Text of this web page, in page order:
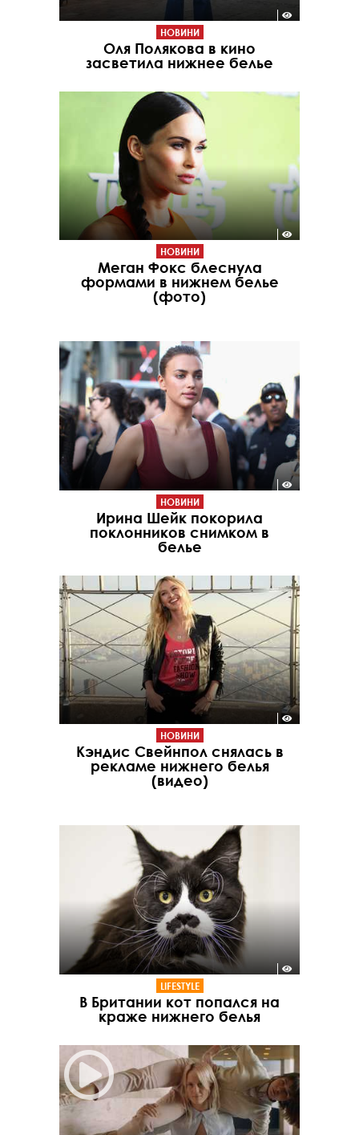
НОВИНИ
Оля Полякова в кино
засветила нижнее белье
НОВИНИ
Меган Фокс блеснула
формами в нижнем белье
(фото)
НОВИНИ
Ирина Шейк покорила
поклонников снимком в
белье
НОВИНИ
Кэндис Свейнпол снялась в
рекламе нижнего белья
(видео)
LIFESTYLE
В Британии кот попался на
краже нижнего белья